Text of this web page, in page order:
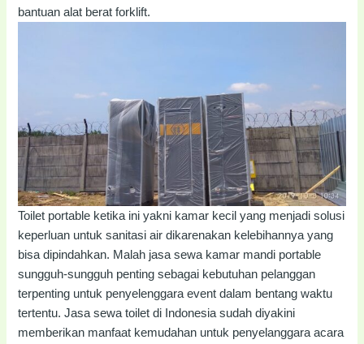
bantuan alat berat forklift.
Toilet portable ketika ini yakni kamar kecil yang menjadi solusi
keperluan untuk sanitasi air dikarenakan kelebihannya yang
bisa dipindahkan. Malah jasa sewa kamar mandi portable
sungguh-sungguh penting sebagai kebutuhan pelanggan
terpenting untuk penyelenggara event dalam bentang waktu
tertentu. Jasa sewa toilet di Indonesia sudah diyakini
memberikan manfaat kemudahan untuk penyelanggara acara